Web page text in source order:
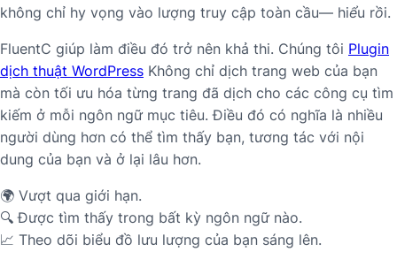
không chỉ hy vọng vào lượng truy cập toàn cầu— hiểu rồi.
FluentC giúp làm điều đó trở nên khả thi. Chúng tôi Plugin
dịch thuật WordPress Không chỉ dịch trang web của bạn
mà còn tối ưu hóa từng trang đã dịch cho các công cụ tìm
kiếm ở mỗi ngôn ngữ mục tiêu. Điều đó có nghĩa là nhiều
người dùng hơn có thể tìm thấy bạn, tương tác với nội
dung của bạn và ở lại lâu hơn.
🌍 Vượt qua giới hạn.
🔍 Được tìm thấy trong bất kỳ ngôn ngữ nào.
📈 Theo dõi biểu đồ lưu lượng của bạn sáng lên.